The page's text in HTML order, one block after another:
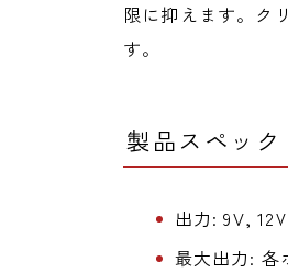
限に抑えます。ク
す。
製品スペック
出力: 9V,
最大出力: 各